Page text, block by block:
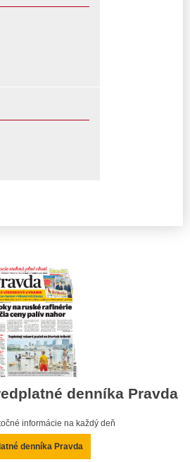
denníka Pravda
informácie na každý deň
denníka Pravda